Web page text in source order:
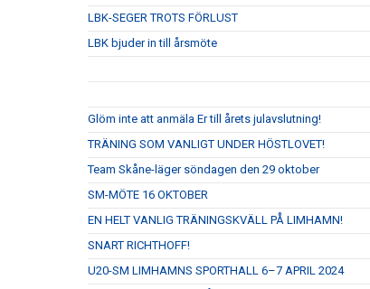
LBK-SEGER TROTS FÖRLUST
LBK bjuder in till årsmöte
Glöm inte att anmäla Er till årets julavslutning!
TRÄNING SOM VANLIGT UNDER HÖSTLOVET!
Team Skåne-läger söndagen den 29 oktober
SM-MÖTE 16 OKTOBER
EN HELT VANLIG TRÄNINGSKVÄLL PÅ LIMHAMN!
SNART RICHTHOFF!
U20-SM LIMHAMNS SPORTHALL 6–7 APRIL 2024